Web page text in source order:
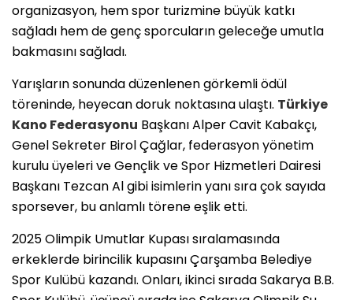
organizasyon, hem spor turizmine büyük katkı
sağladı hem de genç sporcuların geleceğe umutla
bakmasını sağladı.
Yarışların sonunda düzenlenen görkemli ödül
töreninde, heyecan doruk noktasına ulaştı. Türkiye
Kano Federasyonu Başkanı Alper Cavit Kabakçı,
Genel Sekreter Birol Çağlar, federasyon yönetim
kurulu üyeleri ve Gençlik ve Spor Hizmetleri Dairesi
Başkanı Tezcan Al gibi isimlerin yanı sıra çok sayıda
sporsever, bu anlamlı törene eşlik etti.
2025 Olimpik Umutlar Kupası sıralamasında
erkeklerde birincilik kupasını Çarşamba Belediye
Spor Kulübü kazandı. Onları, ikinci sırada Sakarya B.B.